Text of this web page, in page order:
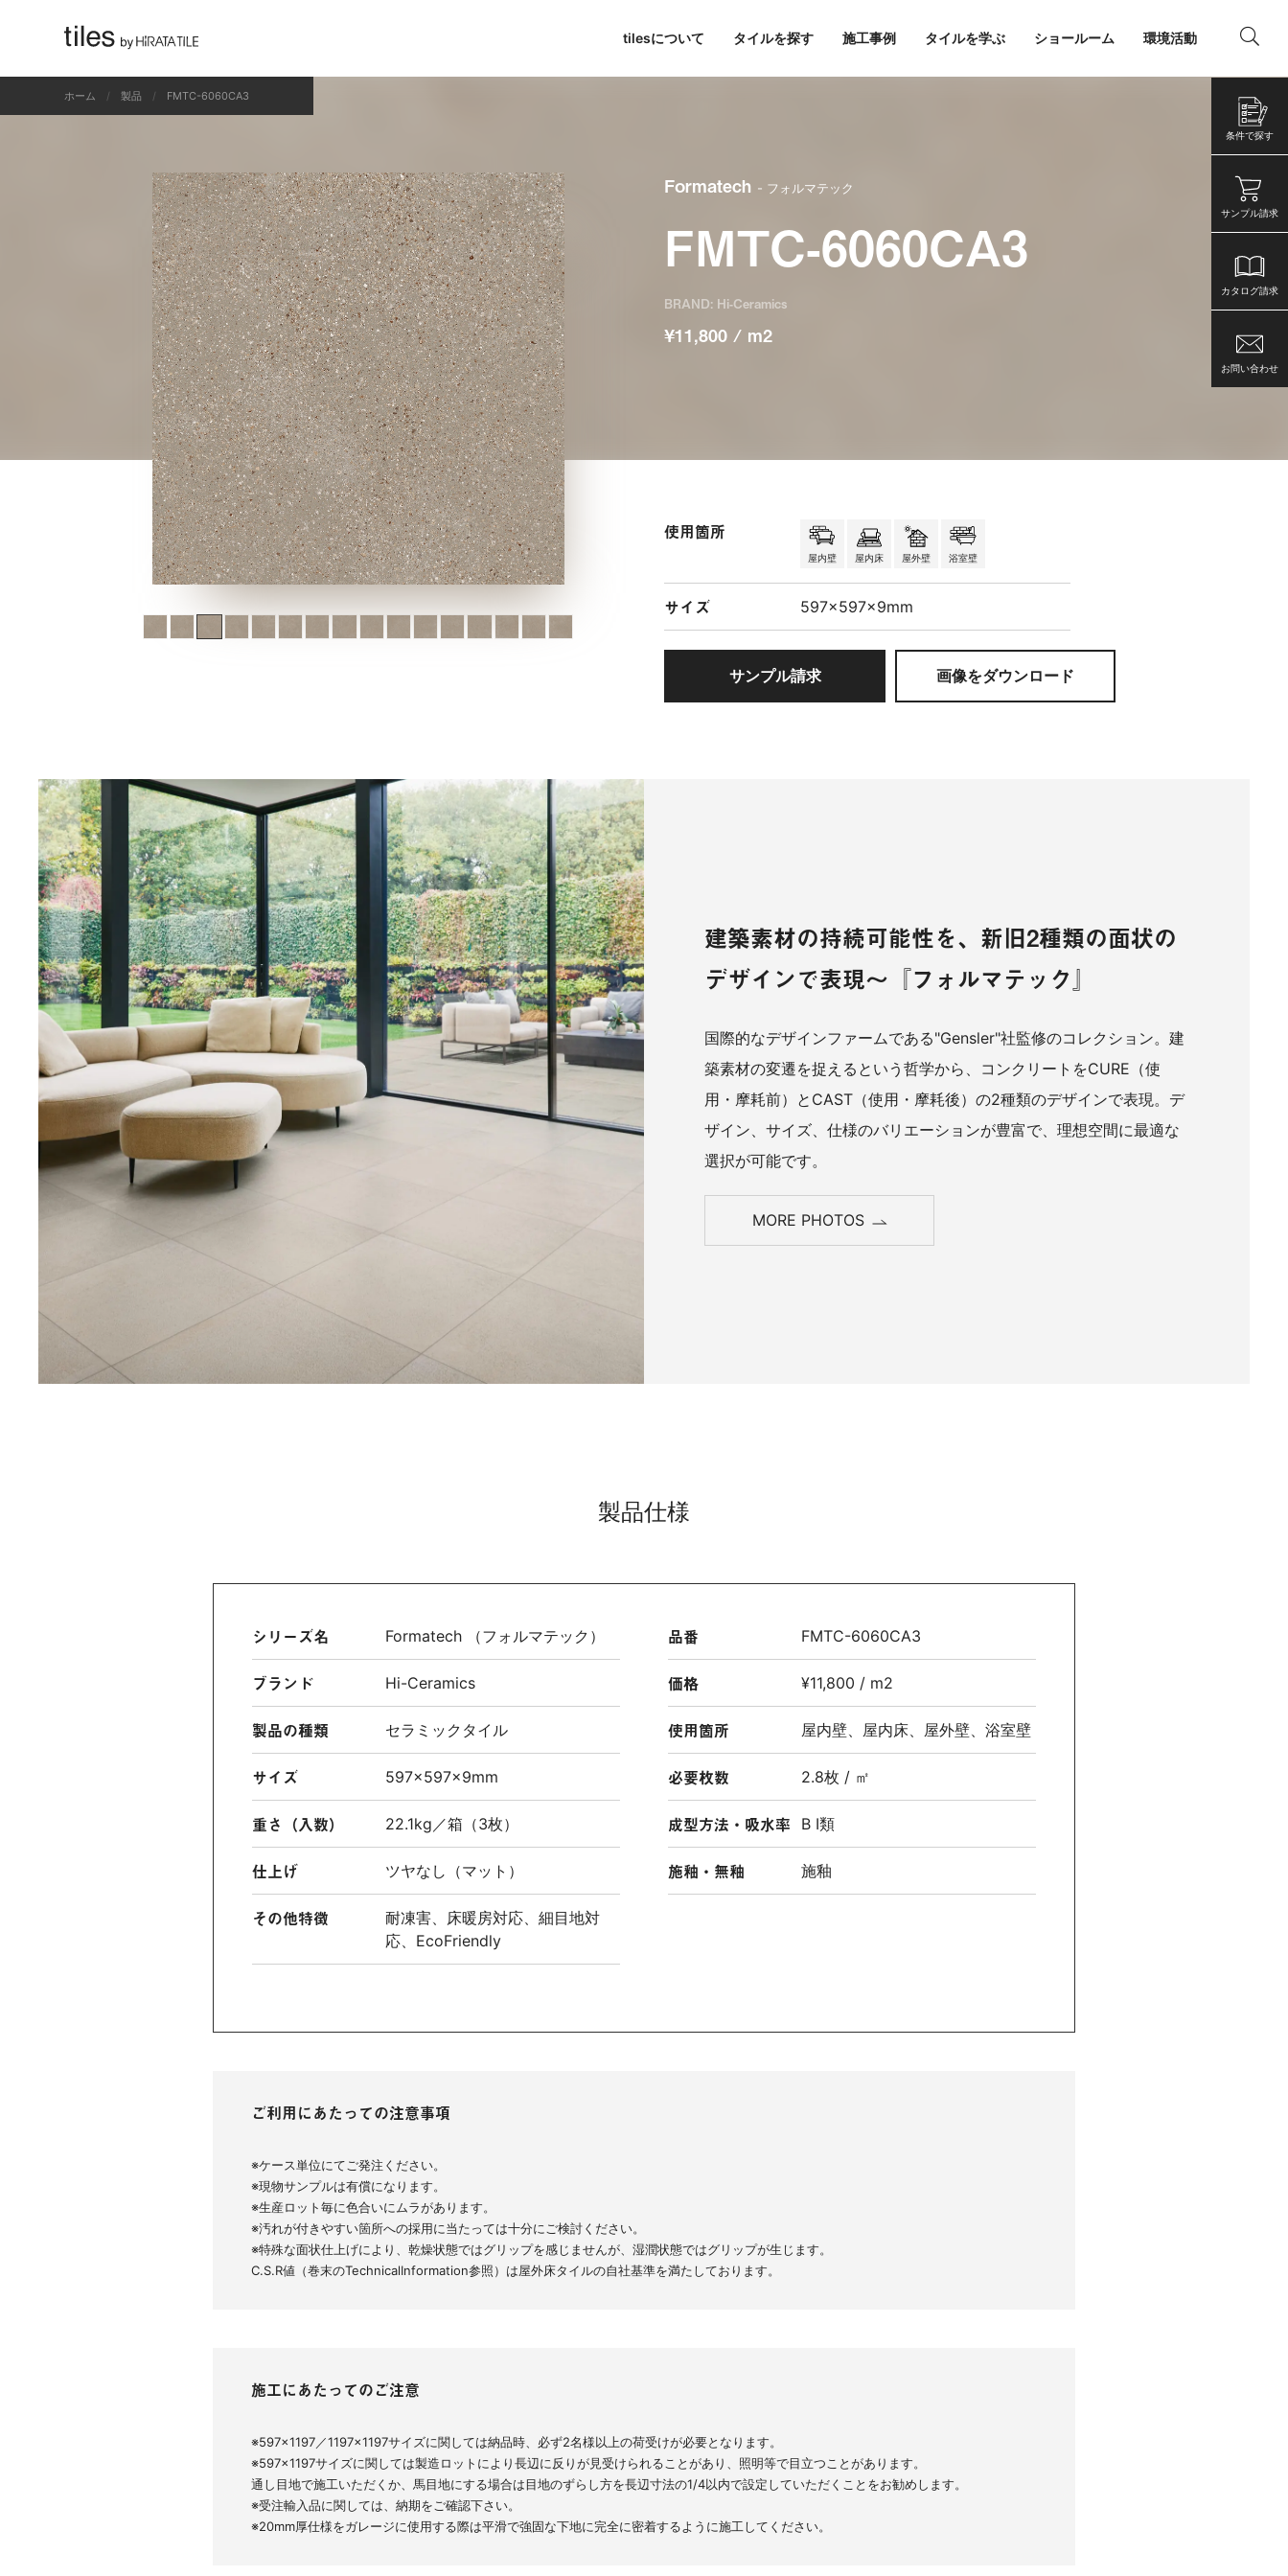
tilesについて タイルを探す 施工事例 タイルを学ぶ ショールーム 環境活動
条件で探す
サンプル請求
カタログ請求
お問い合わせ
ホーム 製品 FMTC-6060CA3
Formatech - フォルマテック
FMTC-6060CA3
BRAND: Hi-Ceramics
¥11,800 / m2
使用箇所
屋内壁 屋内床 屋外壁 浴室壁
サイズ 597×597×9mm
サンプル請求 画像をダウンロード
建築素材の持続可能性を、新旧2種類の面状の
デザインで表現～『フォルマテック』
国際的なデザインファームである"Gensler"社監修のコレクション。建
築素材の変遷を捉えるという哲学から、コンクリートをCURE（使
用・摩耗前）とCAST（使用・摩耗後）の2種類のデザインで表現。デ
ザイン、サイズ、仕様のバリエーションが豊富で、理想空間に最適な
選択が可能です。
MORE PHOTOS
製品仕様
シリーズ名 Formatech （フォルマテック） 品番 FMTC-6060CA3
ブランド Hi-Ceramics 価格 ¥11,800 / m2
製品の種類 セラミックタイル 使用箇所 屋内壁、屋内床、屋外壁、浴室壁
サイズ 597×597×9mm 必要枚数 2.8枚 / ㎡
重さ（入数） 22.1kg／箱（3枚） 成型方法・吸水率 B Ⅰ類
仕上げ ツヤなし（マット） 施釉・無釉 施釉
その他特徴 耐凍害 床暖房対応
細目地対
応
EcoFriendly
ご利用にあたっての注意事項
※ケース単位にてご発注ください。
※現物サンプルは有償になります。
※生産ロット毎に色合いにムラがあります。
※汚れが付きやすい箇所への採用に当たっては十分にご検討ください。
※特殊な面状仕上げにより、乾燥状態ではグリップを感じませんが、湿潤状態ではグリップが生じます。
C.S.R値（巻末のTechnicalInformation参照）は屋外床タイルの自社基準を満たしております。
施工にあたってのご注意
※597×1197／1197×1197サイズに関しては納品時、必ず2名様以上の荷受けが必要となります。
※597×1197サイズに関しては製造ロットにより長辺に反りが見受けられることがあり、照明等で目立つことがあります。
通し目地で施工いただくか、馬目地にする場合は目地のずらし方を長辺寸法の1/4以内で設定していただくことをお勧めします。
※受注輸入品に関しては、納期をご確認下さい。
※20mm厚仕様をガレージに使用する際は平滑で強固な下地に完全に密着するように施工してください。